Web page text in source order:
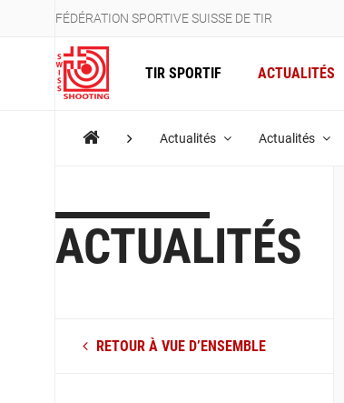
FÉDÉRATION SPORTIVE SUISSE DE TIR
TIR SPORTIF ACTUALITÉS
Actualités Actualités
ACTUALITÉS
RETOUR À VUE D’ENSEMBLE